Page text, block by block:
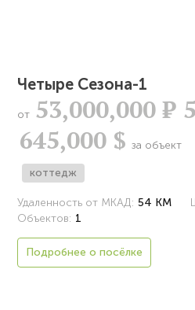
Четыре Сезона-1
от 53,000,000Р
645,000 $ за объект
коттедж
Удаленность от МКАД: 54 КМ
Объектов: 1
Подробнее о посёлке